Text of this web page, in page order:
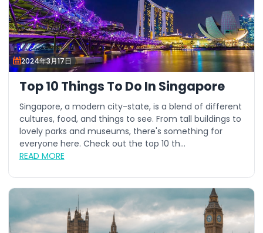
2024年3月17日
Top 10 Things To Do In Singapore
Singapore, a modern city-state, is a blend of different
cultures, food, and things to see. From tall buildings to
lovely parks and museums, there's something for
everyone here. Check out the top 10 th...
READ MORE